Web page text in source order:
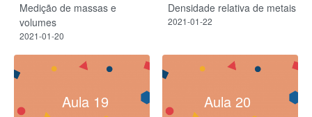
Medição de massas e
volumes
2021-01-20
Densidade relativa de metais
2021-01-22
Aula 19 Aula 20